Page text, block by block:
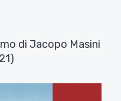
e ho girato con
perché volevo che
specie di caos
le
girovagava
di Jacopo Masini